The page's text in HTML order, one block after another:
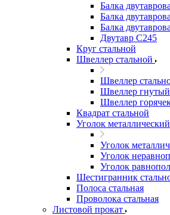
Балка
Балка
Балка
Двутавр С245
Круг стальной
Швеллер стальной
Швеллер
Швеллер гнутый
Швеллер
Квадрат стальной
Уголок металлический
Уголок
Уголок
Уголок
Шестигранник
Полоса стальная
Проволока стальная
Листовой прокат